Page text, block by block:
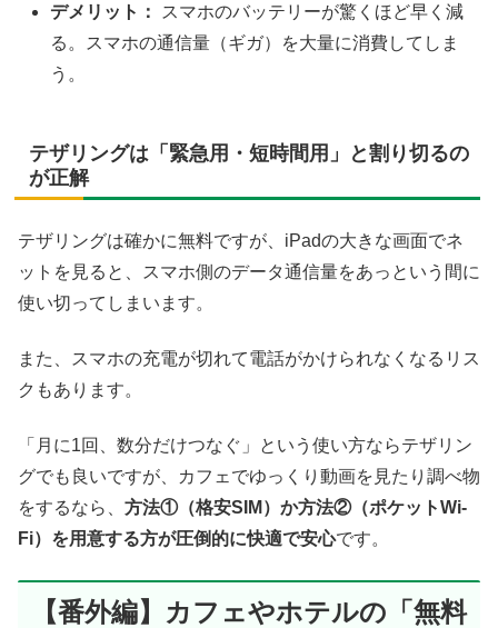
デメリット：
スマホのバッテリーが驚くほど早く減
る。スマホの通信量（ギガ）を大量に消費してしま
う。
テザリングは「緊急用・短時間用」と割り切るの
が正解
テザリングは確かに無料ですが、iPadの大きな画面でネ
ットを見ると、スマホ側のデータ通信量をあっという間に
使い切ってしまいます。
また、スマホの充電が切れて電話がかけられなくなるリス
クもあります。
「月に1回、数分だけつなぐ」という使い方ならテザリン
グでも良いですが、カフェでゆっくり動画を見たり調べ物
をするなら、 方法①（格安SIM）か方法②（ポケットWi-
Fi）を用意する方が圧倒的に快適で安心です。
【番外編】カフェやホテルの「無料